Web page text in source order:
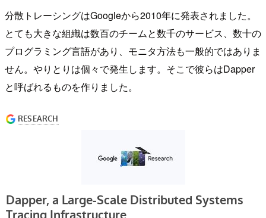
分散トレーシングはGoogleから2010年に発表されました。
とても大きな組織は数百のチームと数千のサービス、数十の
プログラミング言語があり、モニタ方法も一般的ではありま
せん。やりとりは個々で発生します。そこで彼らはDapper
と呼ばれるものを作りました。